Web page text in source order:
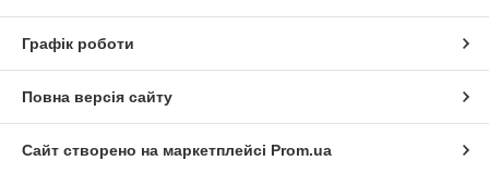
Графік роботи
Повна версія сайту
Сайт створено на маркетплейсі Prom.ua